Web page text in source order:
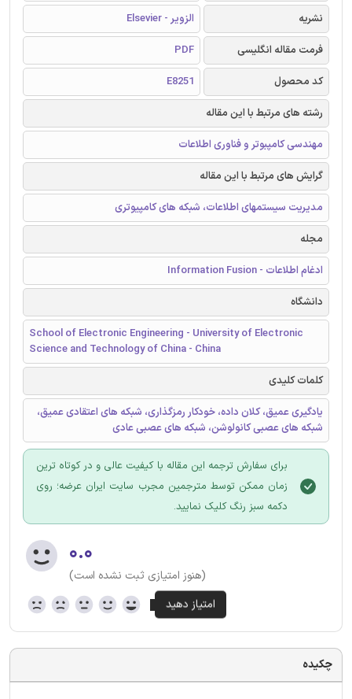
نشریه
الزویر - Elsevier
فرمت مقاله انگلیسی
PDF
کد محصول
E8251
رشته های مرتبط با این مقاله
مهندسی کامپبوتر و فناوری اطلاعات
گرایش های مرتبط با این مقاله
مدیریت سیستمهای اطلاعات، شبکه های کامپیوتری
مجله
ادغام اطلاعات - Information Fusion
دانشگاه
School of Electronic Engineering - University of Electronic
Science and Technology of China - China
کلمات کلیدی
یادگیری عمیق، کلان داده، خودکار رمزگذاری، شبکه های اعتقادی عمیق،
شبکه های عصبی کانولوشن، شبکه های عصبی عادی
برای سفارش ترجمه این مقاله با کیفیت عالی و در کوتاه ترین
زمان ممکن توسط مترجمین مجرب سایت ایران عرضه؛ روی
دکمه سبز رنگ کلیک نمایید.
۰.۰
(هنوز امتیازی ثبت نشده است)
چکیده